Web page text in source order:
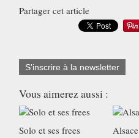
Partager cet article
S'inscrire à la newsletter
Vous aimerez aussi :
Solo et ses frees Alsace